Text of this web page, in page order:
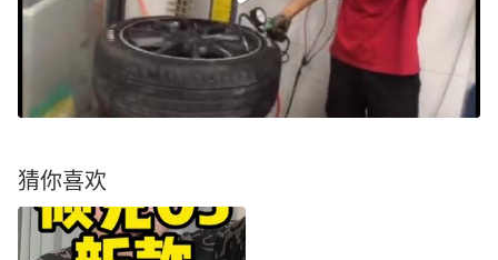
猜你喜欢